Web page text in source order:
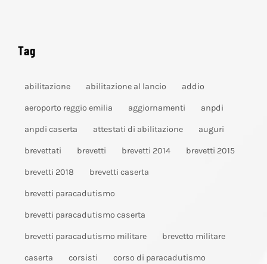
Tag
abilitazione abilitazione al lancio addio
aeroporto reggio emilia aggiornamenti anpdi
anpdi caserta attestati di abilitazione auguri
brevettati brevetti brevetti 2014 brevetti 2015
brevetti 2018 brevetti caserta
brevetti paracadutismo
brevetti paracadutismo caserta
brevetti paracadutismo militare brevetto militare
caserta corsisti corso di paracadutismo